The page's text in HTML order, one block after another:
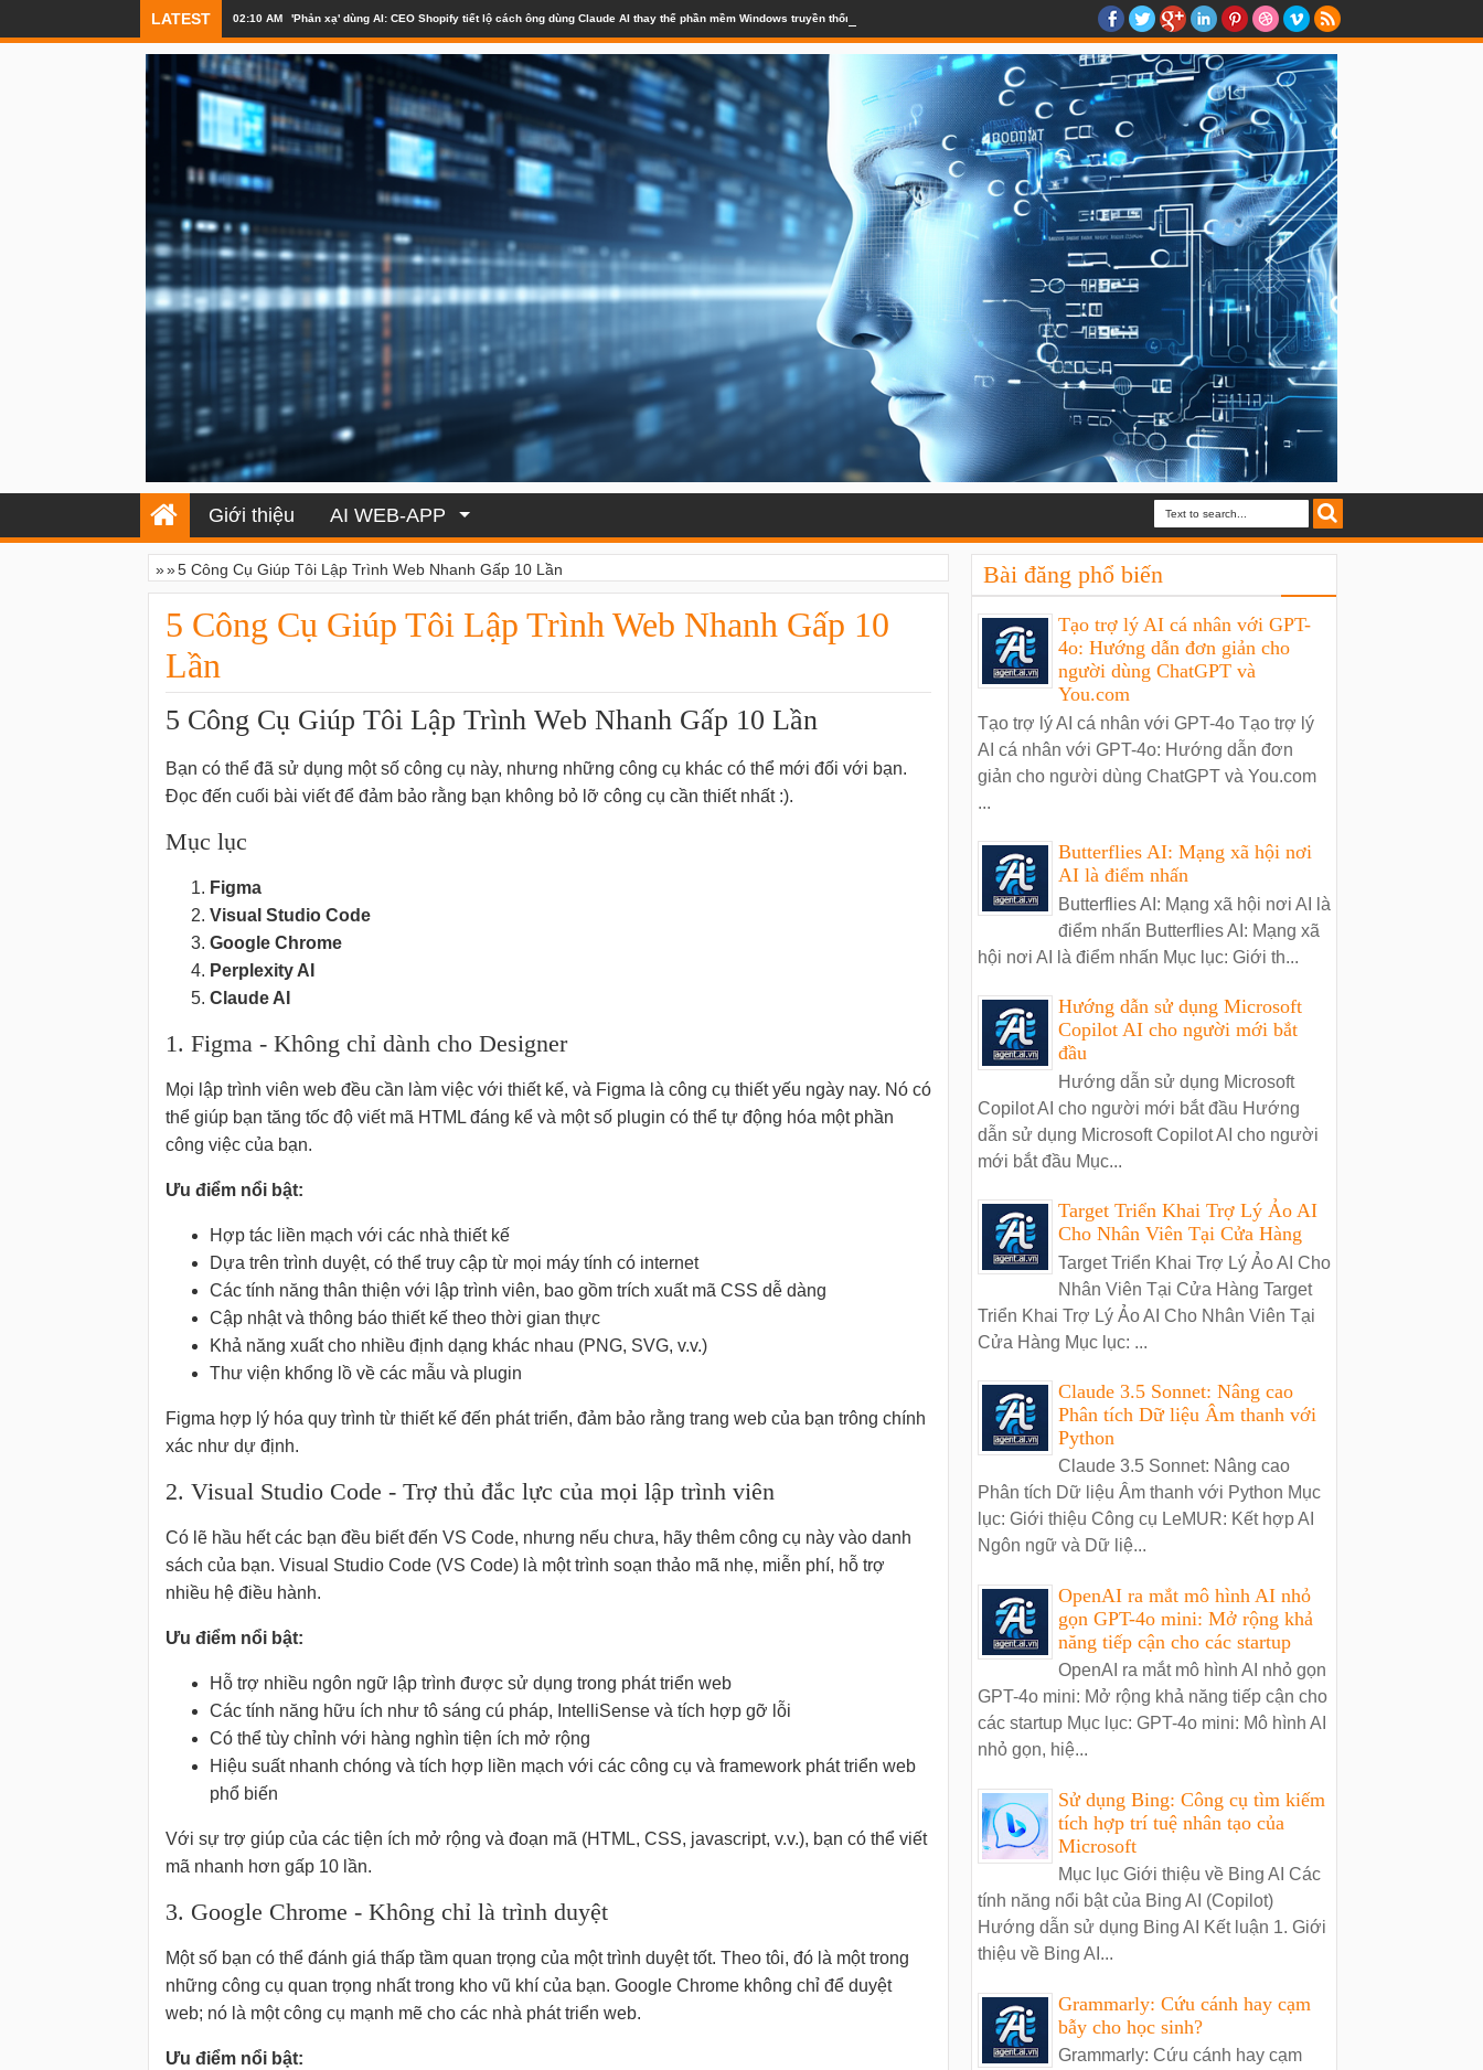
LATEST 02:10 AM 'Phản xạ' dùng AI: CEO Shopify tiết lộ cách ông dùng Claude AI thay thế phần mềm Windows truyền thống
Giới thiệu AI WEB-APP
»»5 Công Cụ Giúp Tôi Lập Trình Web Nhanh Gấp 10 Lần
5 Công Cụ Giúp Tôi Lập Trình Web Nhanh Gấp 10
Lần
5 Công Cụ Giúp Tôi Lập Trình Web Nhanh Gấp 10 Lần
Bạn có thể đã sử dụng một số công cụ này, nhưng những công cụ khác có thể mới đối với bạn.
Đọc đến cuối bài viết để đảm bảo rằng bạn không bỏ lỡ công cụ cần thiết nhất :).
Mục lục
Figma
Visual Studio Code
Google Chrome
Perplexity AI
Claude AI
1. Figma - Không chỉ dành cho Designer
Mọi lập trình viên web đều cần làm việc với thiết kế, và Figma là công cụ thiết yếu ngày nay. Nó có
thể giúp bạn tăng tốc độ viết mã HTML đáng kể và một số plugin có thể tự động hóa một phần
công việc của bạn.
Ưu điểm nổi bật:
Hợp tác liền mạch với các nhà thiết kế
Dựa trên trình duyệt, có thể truy cập từ mọi máy tính có internet
Các tính năng thân thiện với lập trình viên, bao gồm trích xuất mã CSS dễ dàng
Cập nhật và thông báo thiết kế theo thời gian thực
Khả năng xuất cho nhiều định dạng khác nhau (PNG, SVG, v.v.)
Thư viện khổng lồ về các mẫu và plugin
Figma hợp lý hóa quy trình từ thiết kế đến phát triển, đảm bảo rằng trang web của bạn trông chính
xác như dự định.
2. Visual Studio Code - Trợ thủ đắc lực của mọi lập trình viên
Có lẽ hầu hết các bạn đều biết đến VS Code, nhưng nếu chưa, hãy thêm công cụ này vào danh
sách của bạn. Visual Studio Code (VS Code) là một trình soạn thảo mã nhẹ, miễn phí, hỗ trợ
nhiều hệ điều hành.
Ưu điểm nổi bật:
Hỗ trợ nhiều ngôn ngữ lập trình được sử dụng trong phát triển web
Các tính năng hữu ích như tô sáng cú pháp, IntelliSense và tích hợp gỡ lỗi
Có thể tùy chỉnh với hàng nghìn tiện ích mở rộng
Hiệu suất nhanh chóng và tích hợp liền mạch với các công cụ và framework phát triển web
phổ biến
Với sự trợ giúp của các tiện ích mở rộng và đoạn mã (HTML, CSS, javascript, v.v.), bạn có thể viết
mã nhanh hơn gấp 10 lần.
3. Google Chrome - Không chỉ là trình duyệt
Một số bạn có thể đánh giá thấp tầm quan trọng của một trình duyệt tốt. Theo tôi, đó là một trong
những công cụ quan trọng nhất trong kho vũ khí của bạn. Google Chrome không chỉ để duyệt
web; nó là một công cụ mạnh mẽ cho các nhà phát triển web.
Ưu điểm nổi bật:
Bài đăng phổ biến
Tạo trợ lý AI cá nhân với GPT-
4o: Hướng dẫn đơn giản cho
người dùng ChatGPT và
You.com
Tạo trợ lý AI cá nhân với GPT-4o Tạo trợ lý
AI cá nhân với GPT-4o: Hướng dẫn đơn
giản cho người dùng ChatGPT và You.com
...
Butterflies AI: Mạng xã hội nơi
AI là điểm nhấn
Butterflies AI: Mạng xã hội nơi AI là
điểm nhấn Butterflies AI: Mạng xã
hội nơi AI là điểm nhấn Mục lục: Giới th...
Hướng dẫn sử dụng Microsoft
Copilot AI cho người mới bắt
đầu
Hướng dẫn sử dụng Microsoft
Copilot AI cho người mới bắt đầu Hướng
dẫn sử dụng Microsoft Copilot AI cho người
mới bắt đầu Mục...
Target Triển Khai Trợ Lý Ảo AI
Cho Nhân Viên Tại Cửa Hàng
Target Triển Khai Trợ Lý Ảo AI Cho
Nhân Viên Tại Cửa Hàng Target
Triển Khai Trợ Lý Ảo AI Cho Nhân Viên Tại
Cửa Hàng Mục lục: ...
Claude 3.5 Sonnet: Nâng cao
Phân tích Dữ liệu Âm thanh với
Python
Claude 3.5 Sonnet: Nâng cao
Phân tích Dữ liệu Âm thanh với Python Mục
lục: Giới thiệu Công cụ LeMUR: Kết hợp AI
Ngôn ngữ và Dữ liệ...
OpenAI ra mắt mô hình AI nhỏ
gọn GPT-4o mini: Mở rộng khả
năng tiếp cận cho các startup
OpenAI ra mắt mô hình AI nhỏ gọn
GPT-4o mini: Mở rộng khả năng tiếp cận cho
các startup Mục lục: GPT-4o mini: Mô hình AI
nhỏ gọn, hiệ...
Sử dụng Bing: Công cụ tìm kiếm
tích hợp trí tuệ nhân tạo của
Microsoft
Mục lục Giới thiệu về Bing AI Các
tính năng nổi bật của Bing AI (Copilot)
Hướng dẫn sử dụng Bing AI Kết luận 1. Giới
thiệu về Bing AI...
Grammarly: Cứu cánh hay cạm
bẫy cho học sinh?
Grammarly: Cứu cánh hay cạm